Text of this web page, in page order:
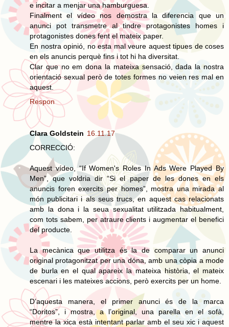
e incitar a menjar una hamburguesa.
Finalment el vídeo nos demostra la diferencia que un
anunci pot transmetre al tindre protagonistes homes i
protagonistes dones fent el mateix paper.
En nostra opinió, no esta mal veure aquest tipues de coses
en els anuncis perquè fins i tot hi ha diversitat.
Clar que no em dona la mateixa sensació, dada la nostra
orientació sexual però de totes formes no veien res mal en
aquest.
Respon
Clara Goldstein 16.11.17
CORRECCIÓ:
Aquest vídeo, “If Women's Roles In Ads Were Played By
Men”, que voldria dir “Si el paper de les dones en els
anuncis foren exercits per homes”, mostra una mirada al
món publicitari i als seus trucs, en aquest cas relacionats
amb la dona i la seua sexualitat utilitzada habitualment,
com tots sabem, per atraure clients i augmentar el benefici
del producte.
La mecànica que utilitza és la de comparar un anunci
original protagonitzat per una dóna, amb una còpia a mode
de burla en el qual apareix la mateixa història, el mateix
escenari i les mateixes accions, però exercits per un home.
D’aquesta manera, el primer anunci és de la marca
“Doritos”, i mostra, a l’original, una parella en el sofà,
mentre la xica està intentant parlar amb el seu xic i aquest